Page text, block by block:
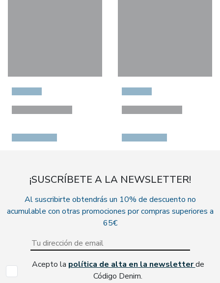
¡SUSCRÍBETE A LA NEWSLETTER!
Al suscribirte obtendrás un 10% de descuento no
acumulable con otras promociones por compras superiores a
65€
Acepto la política de alta en la newsletterde
Código Denim.